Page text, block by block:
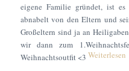
eigene Familie gründet, ist
abnabelt von den Eltern und
Großeltern sind ja an
wir dann zum
Weihnachtsoutfit <3 Weiterlesen